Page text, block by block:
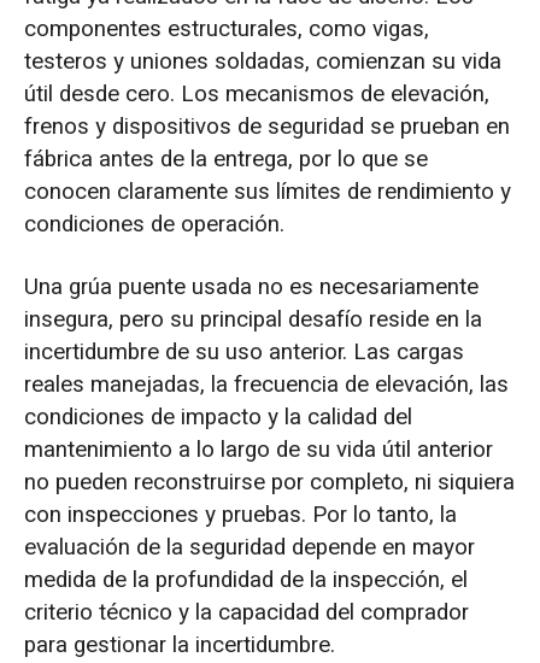
componentes estructurales, como vigas,
testeros y uniones soldadas, comienzan su vida
útil desde cero. Los mecanismos de elevación,
frenos y dispositivos de seguridad se prueban en
fábrica antes de la entrega, por lo que se
conocen claramente sus límites de rendimiento y
condiciones de operación.
Una grúa puente usada no es necesariamente
insegura, pero su principal desafío reside en la
incertidumbre de su uso anterior. Las cargas
reales manejadas, la frecuencia de elevación, las
condiciones de impacto y la calidad del
mantenimiento a lo largo de su vida útil anterior
no pueden reconstruirse por completo, ni siquiera
con inspecciones y pruebas. Por lo tanto, la
evaluación de la seguridad depende en mayor
medida de la profundidad de la inspección, el
criterio técnico y la capacidad del comprador
para gestionar la incertidumbre.